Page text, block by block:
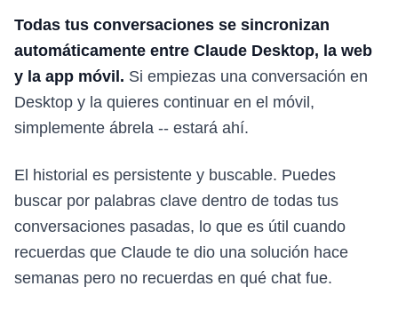
Todas tus conversaciones se sincronizan
automáticamente entre Claude Desktop, la web
y la app móvil. Si empiezas una conversación en
Desktop y la quieres continuar en el móvil,
simplemente ábrela -- estará ahí.
El historial es persistente y buscable. Puedes
buscar por palabras clave dentro de todas tus
conversaciones pasadas, lo que es útil cuando
recuerdas que Claude te dio una solución hace
semanas pero no recuerdas en qué chat fue.